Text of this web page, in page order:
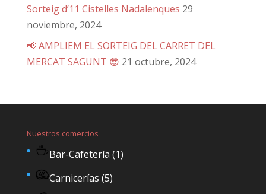
Sorteig d’11 Cistelles Nadalenques 29
noviembre, 2024
📢 AMPLIEM EL SORTEIG DEL CARRET DEL
MERCAT SAGUNT 😎 21 octubre, 2024
Nuestros comercios
Bar-Cafetería (1)
Carnicerías (5)